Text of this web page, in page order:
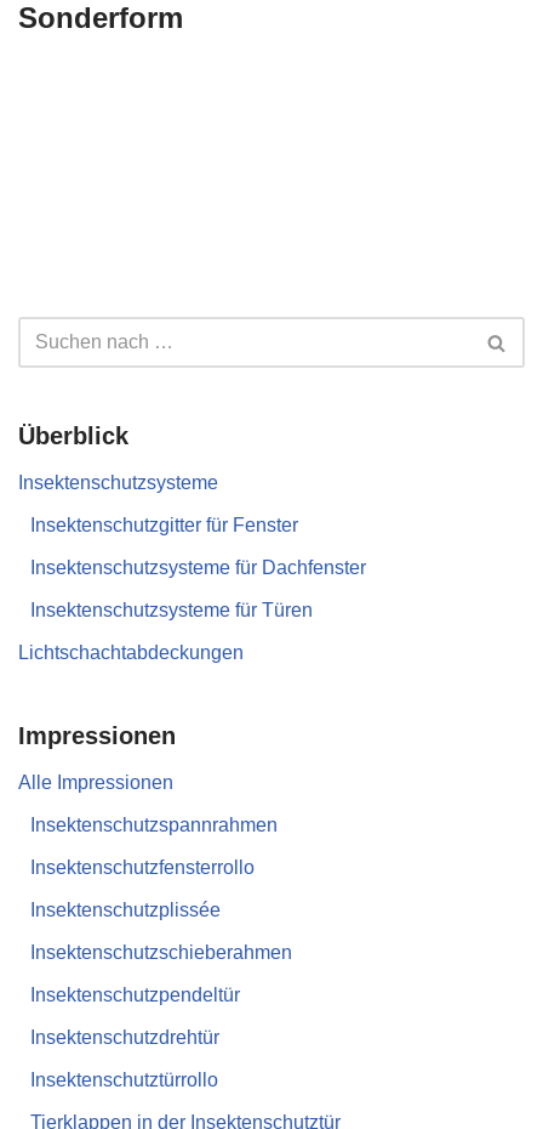
Sonderform
Überblick
Insektenschutzsysteme
Insektenschutzgitter für Fenster
Insektenschutzsysteme für Dachfenster
Insektenschutzsysteme für Türen
Lichtschachtabdeckungen
Impressionen
Alle Impressionen
Insektenschutzspannrahmen
Insektenschutzfensterrollo
Insektenschutzplissée
Insektenschutzschieberahmen
Insektenschutzpendeltür
Insektenschutzdrehtür
Insektenschutztürrollo
Tierklappen in der Insektenschutztür